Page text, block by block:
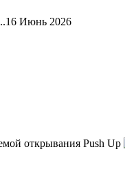
16 Июнь 2026